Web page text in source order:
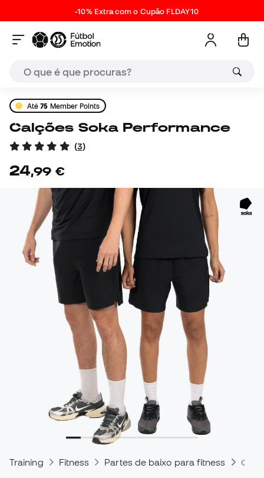
-10% Extra com o Cupão FLDAY10
Até75 Member Points
Calções Soka Performance
(3)
24,99 €
Training Fitness Partes de baixo para fitness